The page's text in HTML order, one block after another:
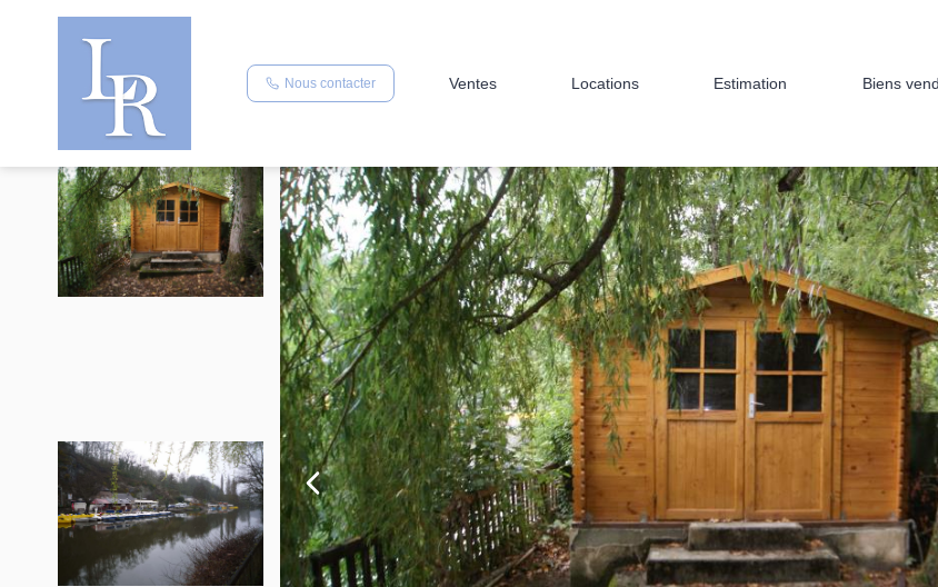
Nous contacter Ventes Locations Estimation Biens
Vente terrain 58 m², Clecy 14570Calvados
Terrains